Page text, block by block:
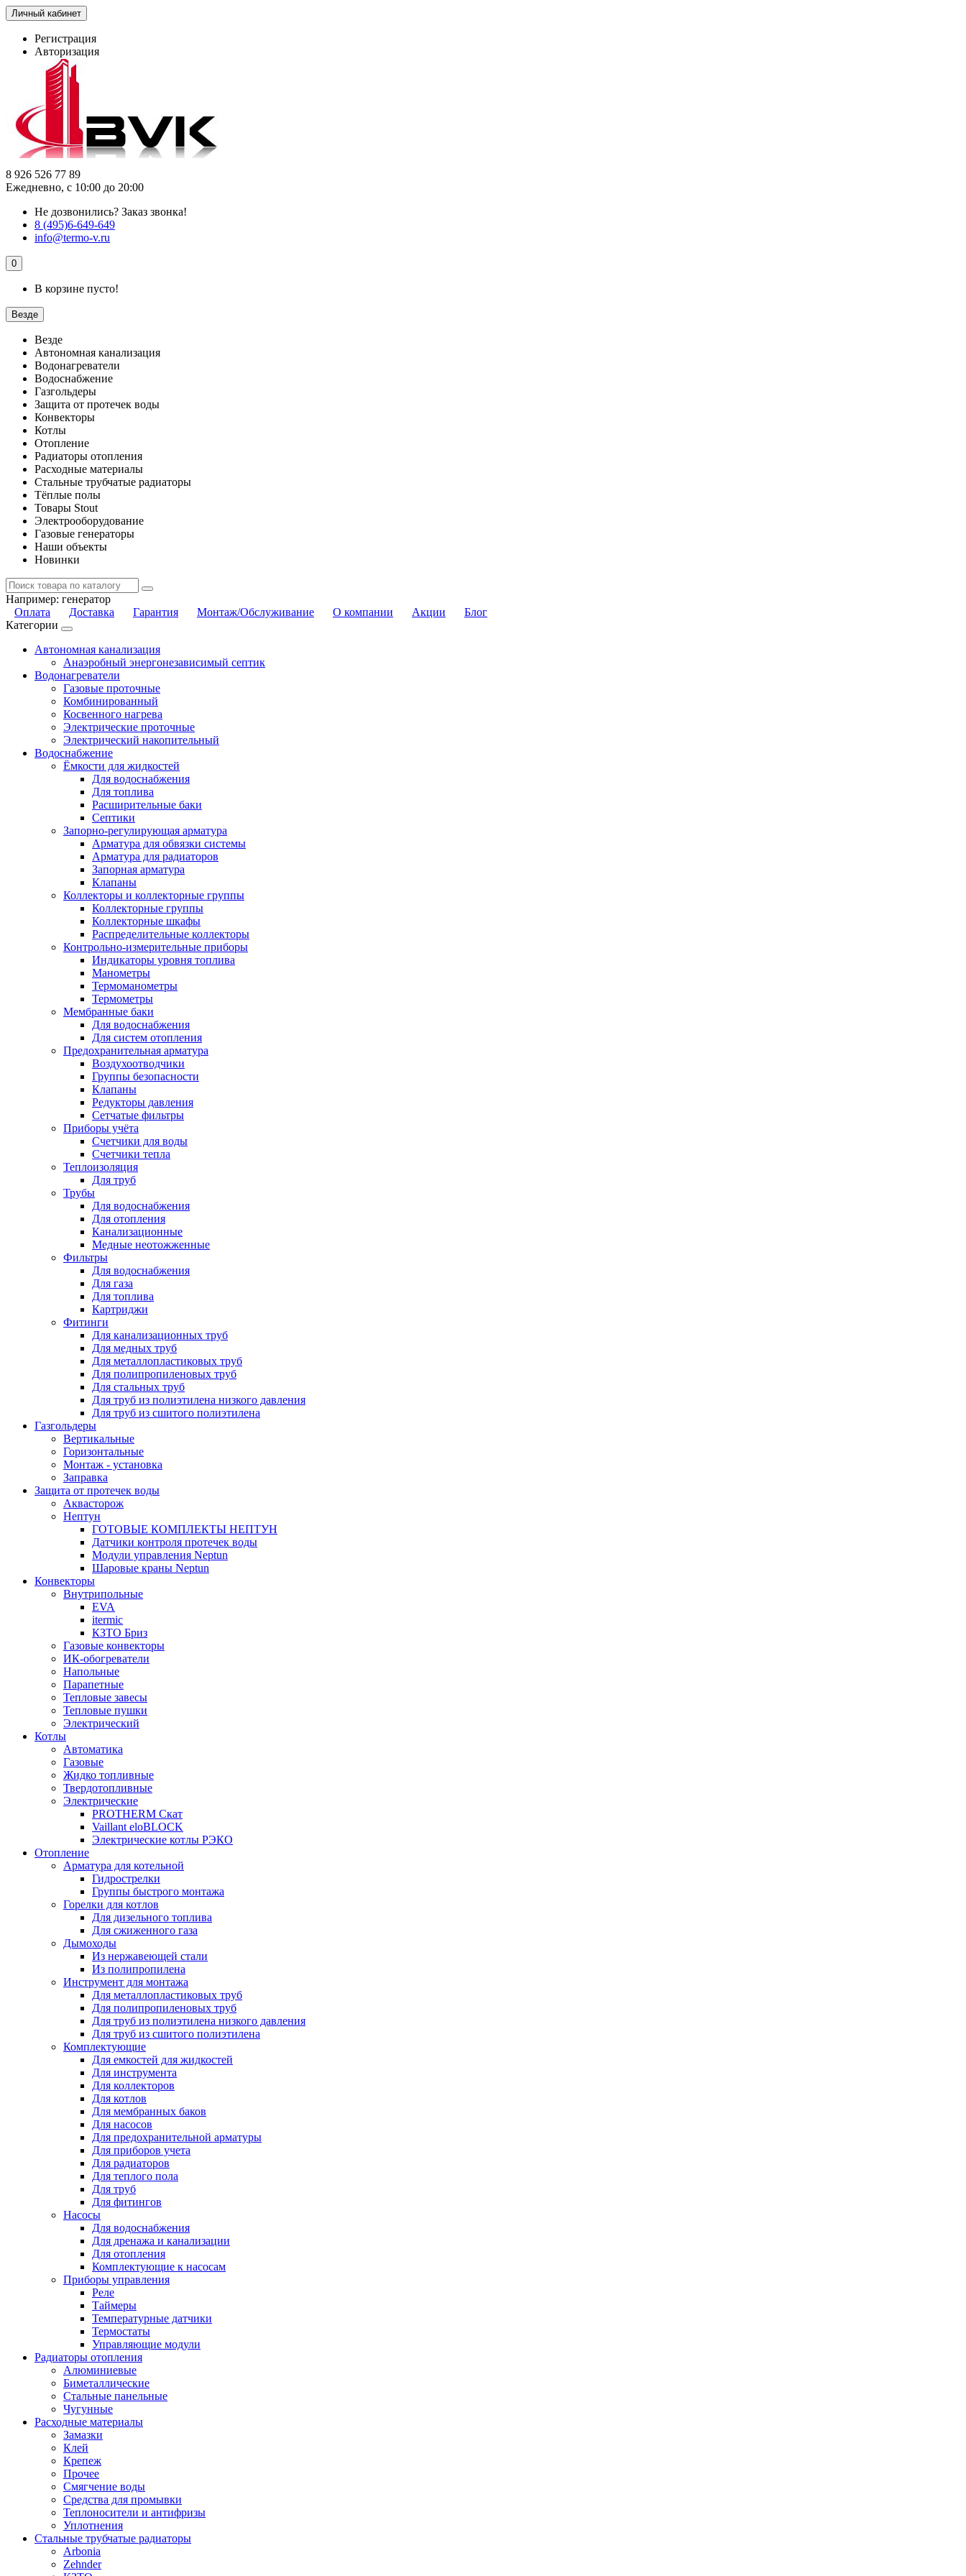
Личный кабинет
Регистрация
Авторизация
8 926 526 77 89
Ежедневно, с 10:00 до 20:00
Не дозвонились? Заказ звонка!
8 (495)6-649-649
info@termo-v.ru
0
В корзине пусто!
Везде
Везде
Автономная канализация
Водонагреватели
Водоснабжение
Газгольдеры
Защита от протечек воды
Конвекторы
Котлы
Отопление
Радиаторы отопления
Расходные материалы
Стальные трубчатые радиаторы
Тёплые полы
Товары Stout
Электрооборудование
Газовые генераторы
Наши объекты
Новинки
Например: генератор
Оплата
Доставка Гарантия Монтаж/Обслуживание О компании Акции
Блог
Категории
Автономная канализация
Анаэробный энергонезависимый септик
Водонагреватели
Газовые проточные
Комбинированный
Косвенного нагрева
Электрические проточные
Электрический накопительный
Водоснабжение
Ёмкости для жидкостей
Для водоснабжения
Для топлива
Расширительные баки
Септики
Запорно-регулирующая арматура
Арматура для обвязки системы
Арматура для радиаторов
Запорная арматура
Клапаны
Коллекторы и коллекторные группы
Коллекторные группы
Коллекторные шкафы
Распределительные коллекторы
Контрольно-измерительные приборы
Индикаторы уровня топлива
Манометры
Термоманометры
Термометры
Мембранные баки
Для водоснабжения
Для систем отопления
Предохранительная арматура
Воздухоотводчики
Группы безопасности
Клапаны
Редукторы давления
Сетчатые фильтры
Приборы учёта
Счетчики для воды
Счетчики тепла
Теплоизоляция
Для труб
Трубы
Для водоснабжения
Для отопления
Канализационные
Медные неотожженные
Фильтры
Для водоснабжения
Для газа
Для топлива
Картриджи
Фитинги
Для канализационных труб
Для медных труб
Для металлопластиковых труб
Для полипропиленовых труб
Для стальных труб
Для труб из полиэтилена низкого давления
Для труб из сшитого полиэтилена
Газгольдеры
Вертикальные
Горизонтальные
Монтаж - установка
Заправка
Защита от протечек воды
Аквасторож
Нептун
ГОТОВЫЕ КОМПЛЕКТЫ НЕПТУН
Датчики контроля протечек воды
Модули управления Neptun
Шаровые краны Neptun
Конвекторы
Внутрипольные
EVA
itermic
КЗТО Бриз
Газовые конвекторы
ИК-обогреватели
Напольные
Парапетные
Тепловые завесы
Тепловые пушки
Электрический
Котлы
Автоматика
Газовые
Жидко топливные
Твердотопливные
Электрические
PROTHERM Скат
Vaillant eloBLOCK
Электрические котлы РЭКО
Отопление
Арматура для котельной
Гидрострелки
Группы быстрого монтажа
Горелки для котлов
Для дизельного топлива
Для сжиженного газа
Дымоходы
Из нержавеющей стали
Из полипропилена
Инструмент для монтажа
Для металлопластиковых труб
Для полипропиленовых труб
Для труб из полиэтилена низкого давления
Для труб из сшитого полиэтилена
Комплектующие
Для емкостей для жидкостей
Для инструмента
Для коллекторов
Для котлов
Для мембранных баков
Для насосов
Для предохранительной арматуры
Для приборов учета
Для радиаторов
Для теплого пола
Для труб
Для фитингов
Насосы
Для водоснабжения
Для дренажа и канализации
Для отопления
Комплектующие к насосам
Приборы управления
Реле
Таймеры
Температурные датчики
Термостаты
Управляющие модули
Радиаторы отопления
Алюминиевые
Биметаллические
Стальные панельные
Чугунные
Расходные материалы
Замазки
Клей
Крепеж
Прочее
Смягчение воды
Средства для промывки
Теплоносители и антифризы
Уплотнения
Стальные трубчатые радиаторы
Arbonia
Zehnder